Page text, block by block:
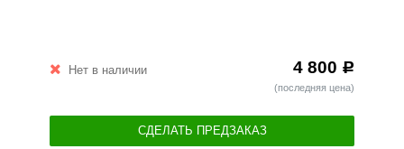
Нет в наличии 4 800 Р
(последняя цена)
СДЕЛАТЬ ПРЕДЗАКАЗ